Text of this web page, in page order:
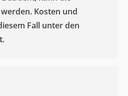
Kosten und
Fall unter den